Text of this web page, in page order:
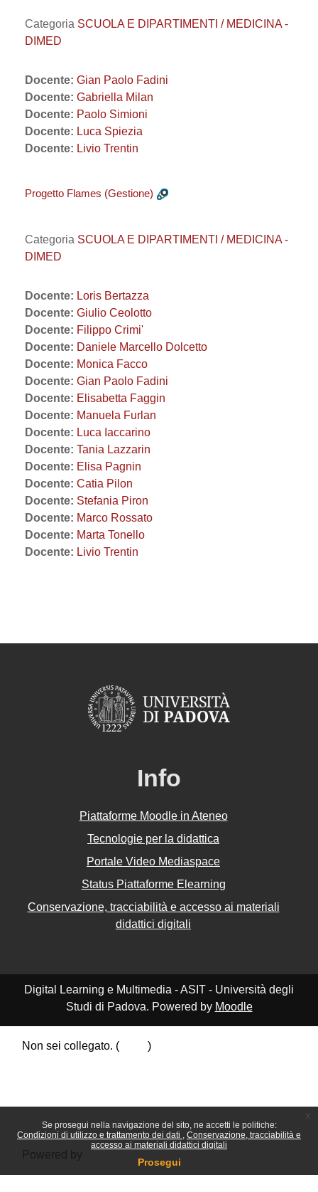
Se prosegui nella navigazione del sito, ne accetti le politiche:
Condizioni di utilizzo e trattamento dei dati
Conservazione, tracciabilità e
accesso ai materiali didattici digitali
Prosegui
Categoria SCUOLA E DIPARTIMENTI / MEDICINA -
DIMED
Docente: Gian Paolo Fadini
Docente: Gabriella Milan
Docente: Paolo Simioni
Docente: Luca Spiezia
Docente: Livio Trentin
Progetto Flames (Gestione)
Categoria SCUOLA E DIPARTIMENTI / MEDICINA -
DIMED
Docente: Loris Bertazza
Docente: Giulio Ceolotto
Docente: Filippo Crimi'
Docente: Daniele Marcello Dolcetto
Docente: Monica Facco
Docente: Gian Paolo Fadini
Docente: Elisabetta Faggin
Docente: Manuela Furlan
Docente: Luca Iaccarino
Docente: Tania Lazzarin
Docente: Elisa Pagnin
Docente: Catia Pilon
Docente: Stefania Piron
Docente: Marco Rossato
Docente: Marta Tonello
Docente: Livio Trentin
Info
Piattaforme Moodle in Ateneo
Tecnologie per la didattica
Portale Video Mediaspace
Status Piattaforme Elearning
Conservazione, tracciabilità e accesso ai materiali
didattici digitali
Digital Learning e Multimedia - ASIT - Università degli
Studi di Padova. Powered by Moodle
Non sei collegato. (
)
Powered by